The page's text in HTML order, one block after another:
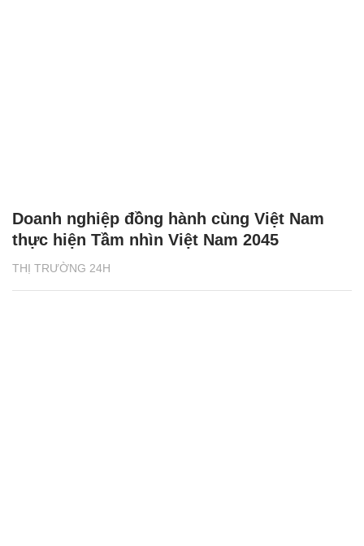
THỊ TRƯỜNG 24H
Doanh nghiệp đồng hành cùng Việt Nam
thực hiện Tầm nhìn Việt Nam 2045